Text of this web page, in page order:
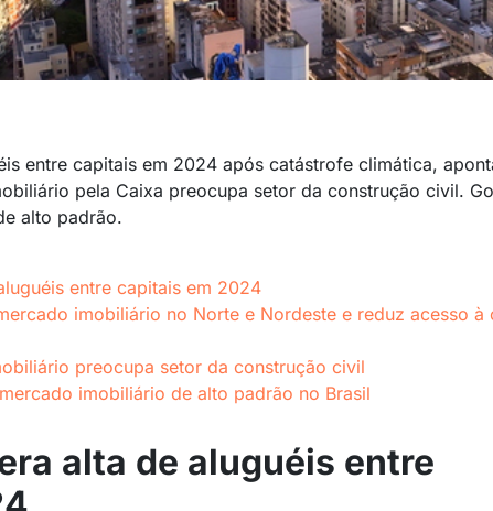
entre capitais em 2024 após catástrofe climática,
pela Caixa preocupa setor da construção civil.
alto padrão.
entre capitais em 2024
imobiliário no Norte e Nordeste e reduz acesso à
preocupa setor da construção civil
imobiliário de alto padrão no Brasil
alta de aluguéis entre